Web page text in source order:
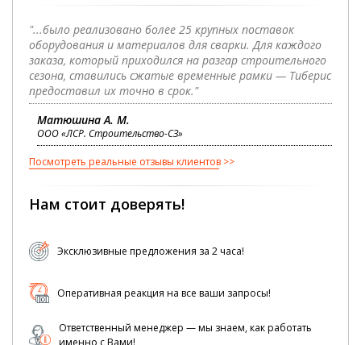
"...было реализовано более 25 крупных поставок
оборудования и материалов для сварки. Для каждого
заказа, который приходился на разгар строительного
сезона, ставились сжатые временные рамки — Тиберис
предоставил их точно в срок."
Матюшина А. М.
ООО «ЛСР. Строительство-СЗ»
Посмотреть реальные отзывы клиентов
Нам стоит доверять!
Эксклюзивные предложения за 2 часа!
Оперативная реакция на все ваши запросы!
Ответственный менеджер — мы знаем, как работать
именно с Вами!